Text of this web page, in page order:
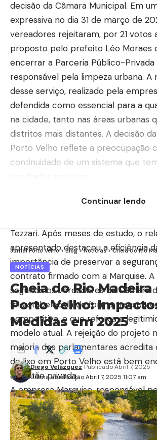
decisão da Câmara Municipal. Em
expressiva no dia 31 de março de
vereadores rejeitaram, por 21 votos
proposto pelo prefeito Léo Moraes
encerrar a Parceria Público-Privada
responsável pela limpeza urbana. A
desse serviço, realizado pela
defendida como essencial para a
na cidade, tanto nas áreas urbanas
distritos mais distantes. A decisão
Porto Velho reflete a preocupação
continuidade de um sistema que
ganhou força com a análise
Tezzari. Após meses de estudo, o
apresentado destacou a eficiência
importância de preservar a
contrato firmado com a Marquise. A
segundo os vereadores da Câmara
foi estabelecida de forma
competitiva, o que reforça a
modelo atual. A rejeição do projeto
maioria dos parlamentares acredita
de lixo em Porto Velho está bem
a gestão privada.
A empresa Marquise, responsável
lixo em Porto Velho, foi elogiada por
em diferentes regiões da cidade.
urbana até os distritos mais
Continuar lendo
Jornal Porto Velho>Blog >Notícias>Cheia do Rio Madeira em
NOTÍCIAS
Cheia do Rio Madeira
Porto Velho:
Medidas em 2025
Última atualização Abril 7, 2025 11:07 am
Diego Velázquez Publicado Abril 7, 2025